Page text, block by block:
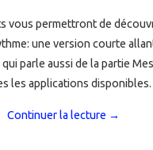
vous permettront de
une version courte
parle aussi de la partie
les applications disponibles.
Continuer la lecture →